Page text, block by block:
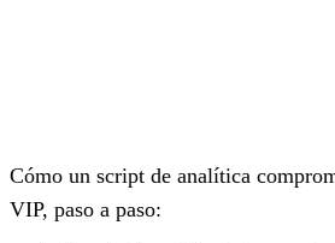
Cómo un script de analítica
VIP, paso a paso: